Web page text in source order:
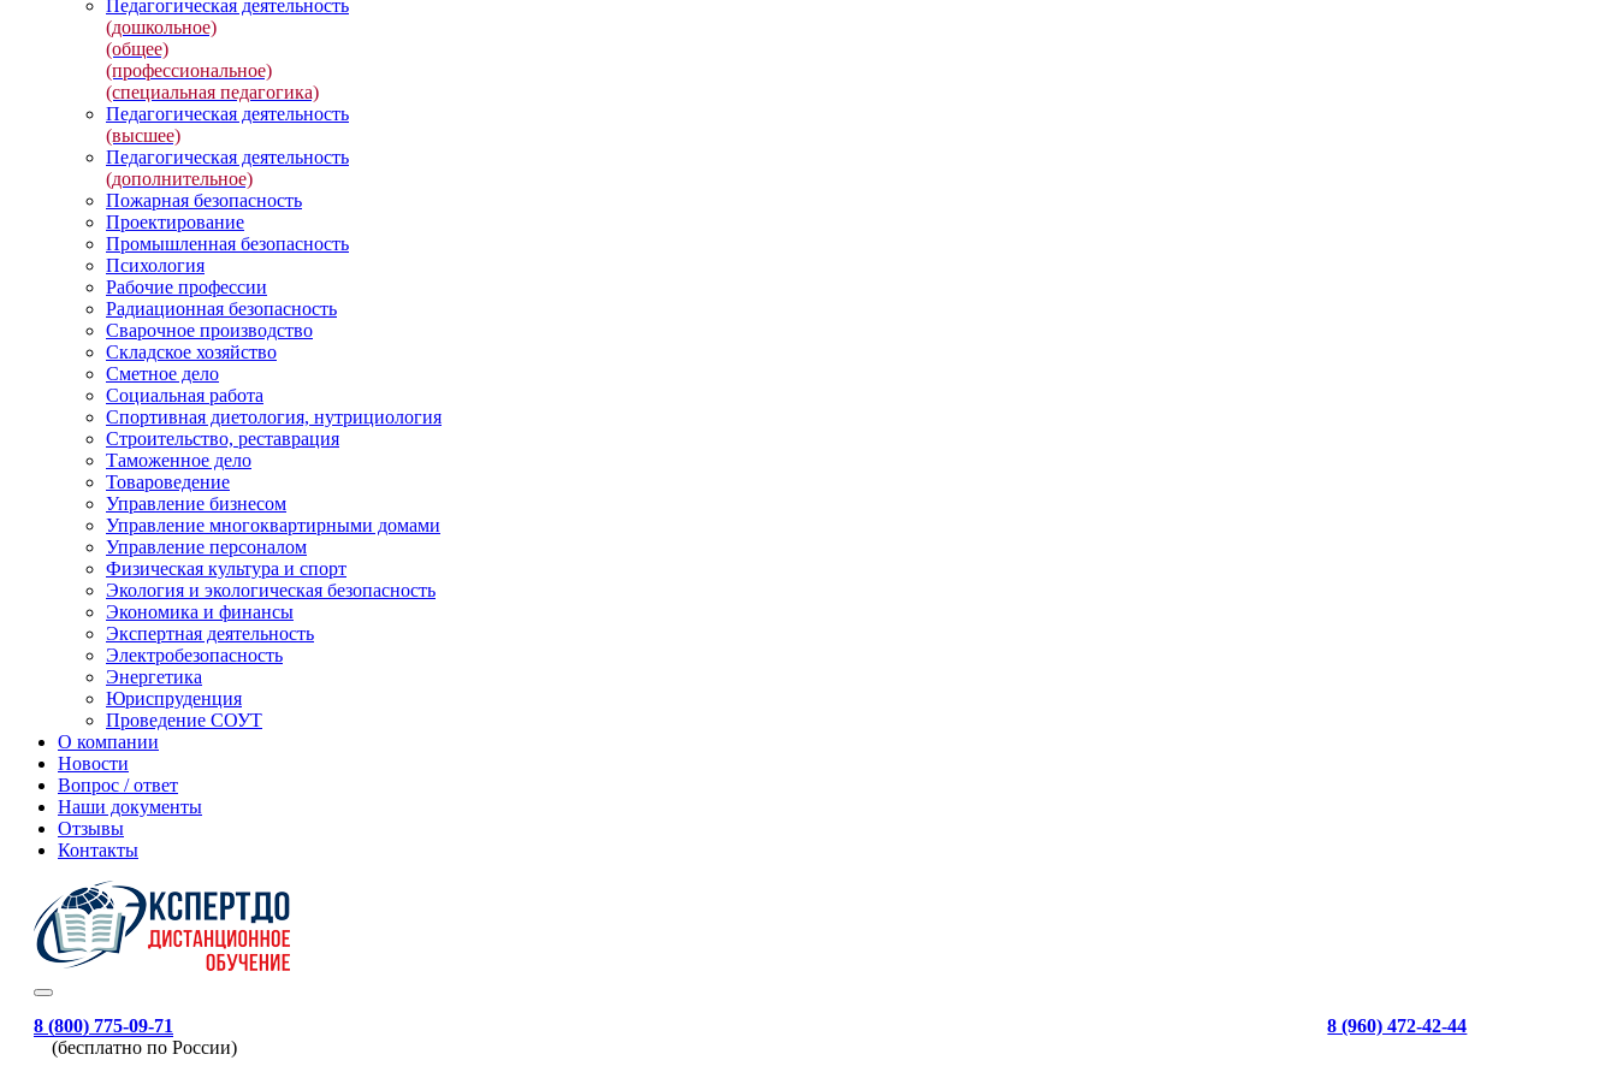
Педагогическая деятельность
(дошкольное)
(общее)
(профессиональное)
(специальная педагогика)
Педагогическая деятельность
(высшее)
Педагогическая деятельность
(дополнительное)
Пожарная безопасность
Проектирование
Промышленная безопасность
Психология
Рабочие профессии
Радиационная безопасность
Сварочное производство
Складское хозяйство
Сметное дело
Социальная работа
Спортивная диетология, нутрициология
Строительство, реставрация
Таможенное дело
Товароведение
Управление бизнесом
Управление многоквартирными домами
Управление персоналом
Физическая культура и спорт
Экология и экологическая безопасность
Экономика и финансы
Экспертная деятельность
Электробезопасность
Энергетика
Юриспруденция
Проведение СОУТ
О компании
Новости
Вопрос / ответ
Наши документы
Отзывы
Контакты
8 (800) 775-09-71
(бесплатно по России)
8 (960) 472-42-44